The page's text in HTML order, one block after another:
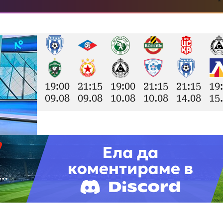
19:00
09.08
21:15
09.08
19:00
10.08
21:15
10.08
21:15
14.08